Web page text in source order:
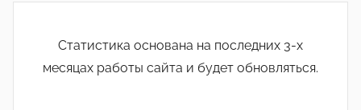
Статистика основана на последних 3-х
месяцах работы сайта и будет обновляться.